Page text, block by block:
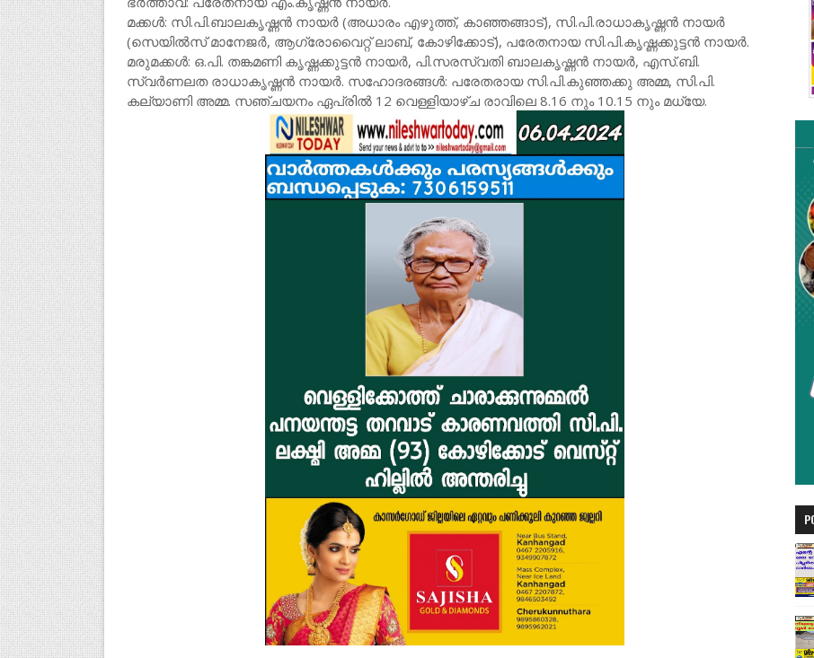
മക്കൾ: സി.പി.ബാലകൃഷ്ണൻ നായർ (അധാരം എഴുത്ത്, കാഞ്ഞങ്ങാട്), സി.പി.രാധാകൃഷ്ണൻ നായർ
(സെയിൽസ് മാനേജർ, ആഗ്രോവൈറ്റ് ലാബ്, കോഴിക്കോട്), പരേതനായ സി.പി.കൃഷ്ണക്കുട്ടൻ നായർ.
മരുമക്കൾ: ഒ.പി. തങ്കമണി കൃഷ്ണക്കുട്ടൻ നായർ, പി.സരസ്വതി ബാലകൃഷ്ണൻ നായർ, എസ്.ബി.
സ്വർണലത രാധാകൃഷ്ണൻ നായർ. സഹോദരങ്ങൾ: പരേതരായ സി.പി.കുഞ്ഞക്കു അമ്മ, സി.പി.
കല്യാണി അമ്മ. സഞ്ചയനം ഏപ്രിൽ 12 വെള്ളിയാഴ്ച രാവിലെ 8.16 നും 10.15 നും മധ്യേ.